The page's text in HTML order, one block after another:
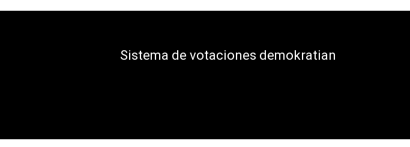
Sistema de votaciones demokratian